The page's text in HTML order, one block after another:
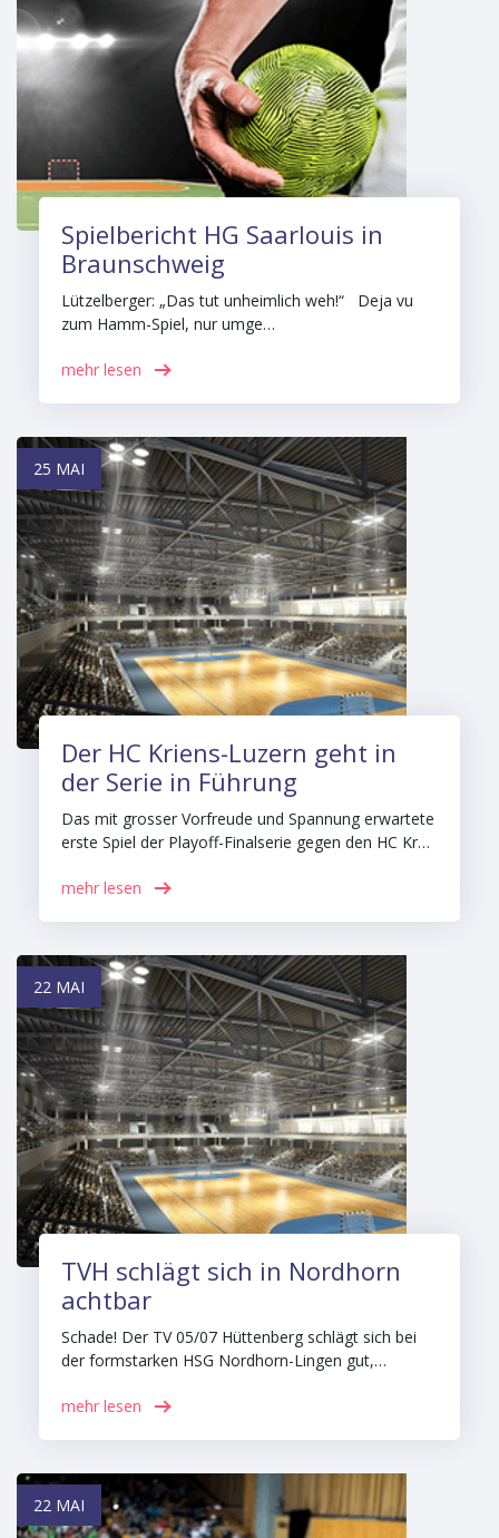
Spielbericht HG Saarlouis in
Braunschweig
Lützelberger: „Das tut unheimlich weh!“ Deja vu
zum Hamm-Spiel, nur umge…
mehr lesen
25 MAI
Der HC Kriens-Luzern geht in
der Serie in Führung
Das mit grosser Vorfreude und Spannung erwartete
erste Spiel der Playoff-Finalserie gegen den HC Kr…
mehr lesen
22 MAI
TVH schlägt sich in Nordhorn
achtbar
Schade! Der TV 05/07 Hüttenberg schlägt sich bei
der formstarken HSG Nordhorn-Lingen gut,…
mehr lesen
22 MAI